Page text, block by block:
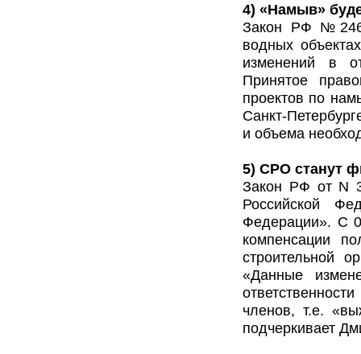
4) «Намыв»
Закон РФ №246-
водных
изменений в
Принятое
проектов по
Санкт-
и объема
5) СРО станут
Закон РФ от N
Российской
Федерации». С
компенсации
строительной
«Данные
членов, т.е.
подчеркивает